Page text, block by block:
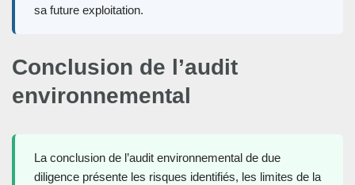
sa future exploitation.
Conclusion de l’audit
environnemental
La conclusion de l’audit environnemental de due
diligence présente les risques identifiés, les limites de la